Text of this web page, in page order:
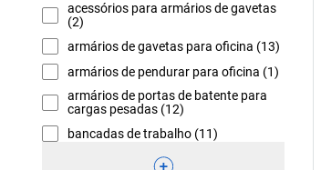
acessórios para armários de gavetas
(2)
armários de gavetas para oficina (13)
armários de pendurar para oficina (1)
armários de portas de batente para
cargas pesadas (12)
bancadas de trabalho (11)